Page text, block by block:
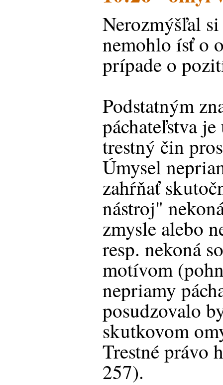
Nerozmýšľal
nemohlo ísť o
prípade o
Podstatným
páchateľstva
trestný čin
Úmysel
zahŕňať
nástroj"
zmysle alebo
resp. nekoná
motívom
nepriamy
posudzovalo
skutkovom
Trestné právo
257).